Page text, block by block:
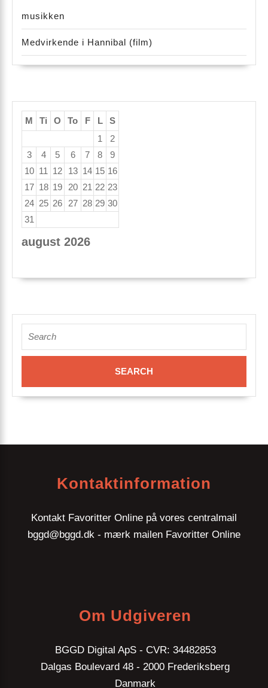
musikken
Medvirkende i Hannibal (film)
august 2026
M Ti O To F L
S
1
2
3
4 5 6 7 8
9
10 11 12 13 14 15 16
17 18 19 20 21 22 23
24 25 26 27 28 29 30
31
for:
Kontaktinformation
Kontakt Favoritter Online på vores centralmail
bggd@bggd.dk - mærk mailen Favoritter Online
Om Udgiveren
BGGD Digital ApS - CVR: 34482853
Dalgas Boulevard 48 - 2000 Frederiksberg
Danmark